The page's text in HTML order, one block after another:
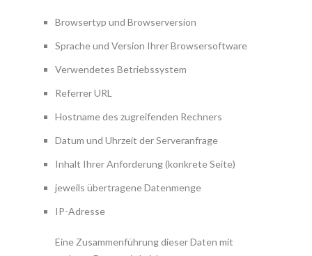
Browsertyp und Browserversion
Sprache und Version Ihrer Browsersoftware
Verwendetes Betriebssystem
Referrer URL
Hostname des zugreifenden Rechners
Datum und Uhrzeit der Serveranfrage
Inhalt Ihrer Anforderung (konkrete Seite)
jeweils übertragene Datenmenge
IP-Adresse
Eine Zusammenführung dieser Daten mit